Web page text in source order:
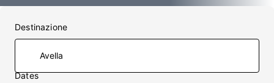
Destinazione
Dates